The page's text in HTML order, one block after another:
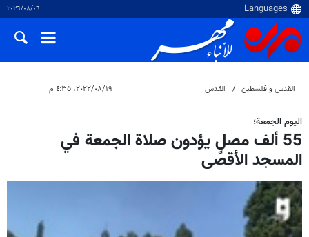
٠٦‏/٠٨‏/٢٠٢٦
القدس و فلسطین القدس ١٩‏/٠٨‏/٢٠٢٢، ٤:٣٥ م
اليوم الجمعة؛
55 ألف مصلٍ يؤدون صلاة الجمعة في
المسجد الأقصى